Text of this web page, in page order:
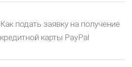
Как подать заявку на получение
кредитной карты PayPal